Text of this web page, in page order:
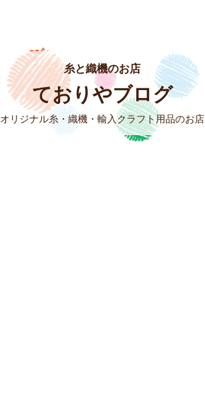
糸と織機のお店
ておりやブログ
オリジナル糸・織機・輸入クラフト用品のお店